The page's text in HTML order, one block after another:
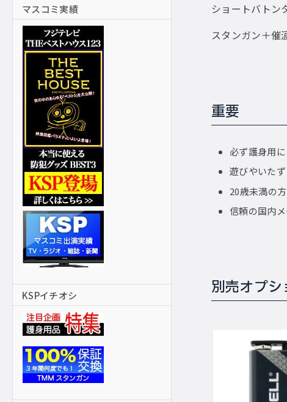
ショートバトン
スタンガン＋催
重要
必ず護身用
遊びやいた
20歳未満の
信頼の国内
別売オプ
マスコミ実績
KSPイチオシ